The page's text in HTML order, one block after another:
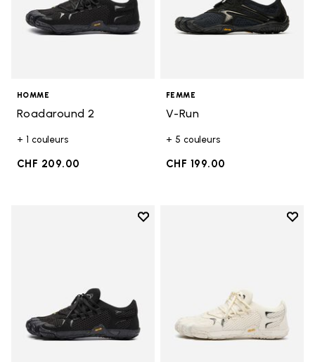
HOMME
Roadaround 2
+ 1 couleurs
CHF 209.00
FEMME
V-Run
+ 5 couleurs
CHF 199.00
Add to wishlist
Add